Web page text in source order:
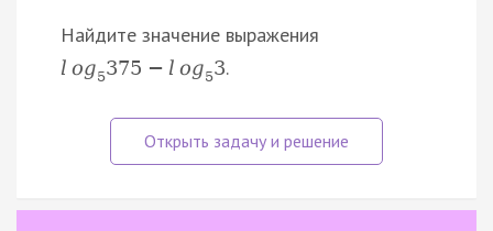
Найдите значение выражения
l og5375 − l og53.